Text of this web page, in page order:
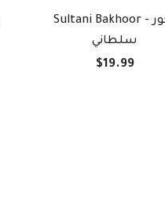
Sultani Bakhoor - بخور
سلطاني
$19.99